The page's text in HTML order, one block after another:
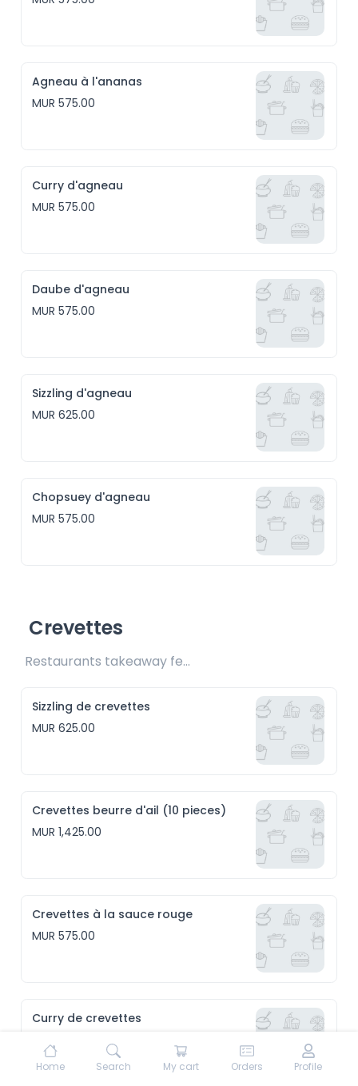
Agneau à l'ananas
MUR 575.00
Curry d'agneau
MUR 575.00
Daube d'agneau
MUR 575.00
Sizzling d'agneau
MUR 625.00
Chopsuey d'agneau
MUR 575.00
Crevettes
Restaurants takeaway fee Rs25 included
Sizzling de crevettes
MUR 625.00
Crevettes beurre d'ail (10 pieces)
MUR 1,425.00
Crevettes à la sauce rouge
MUR 575.00
Curry de crevettes
Home Search My cart Orders Profile